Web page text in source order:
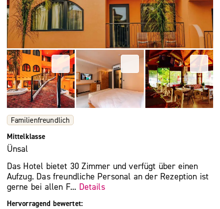
Familienfreundlich
Mittelklasse
Ünsal
Das Hotel bietet 30 Zimmer und verfügt über einen
Aufzug. Das freundliche Personal an der Rezeption ist
gerne bei allen F... Details
Hervorragend bewertet: